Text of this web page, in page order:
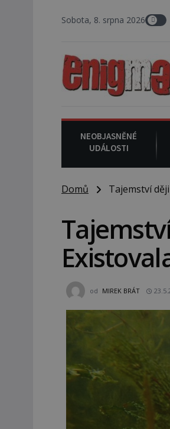
Sobota, 8. srpna 20268. srpna
NEOBJASNĚNÉ
UDÁLOSTI
Domů Tajemství
od MIREK BRÁT